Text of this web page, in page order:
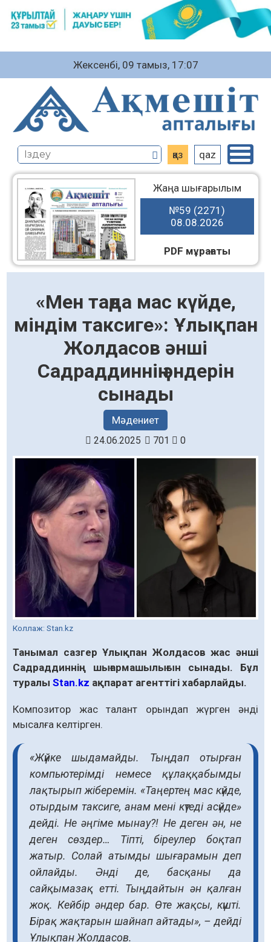
Жексенбі, 09 тамыз, 17:07
қаз qaz
Жаңа шығарылым
№59 (2271)
08.08.2026
PDF мұрағаты
«Мен таңда мас күйде,
міндім таксиге»: Ұлықпан
Жолдасов әнші
Садраддиннің әндерін
сынады
Мәдениет
24.06.2025 701 0
Коллаж: Stan.kz
Танымал сазгер Ұлықпан Жолдасов жас әнші
Садраддиннің шығармашылығын сынады. Бұл
туралыStan.kz ақпарат агенттігі хабарлайды.
Композитор жас талант орындап жүрген әнді
мысалға келтірген.
«Жүйке шыдамайды. Тыңдап отырған
компьютерімді немесе құлаққабымды
лақтырып жіберемін. «Таңертең мас күйде,
отырдым таксиге, анам мені күтеді асүйде»
дейді. Не әңгіме мынау?! Не деген ән, не
деген сөздер… Тіпті, біреулер боқтап
жатыр. Солай атымды шығарамын деп
ойлайды. Әнді де, басқаны да
сайқымазақ етті. Тыңдайтын ән қалған
жоқ. Кейбір әндер бар. Өте жақсы, күшті.
Бірақ жақтарын шайнап айтады», – дейді
Ұлықпан Жолдасов.